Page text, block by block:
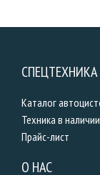
СПЕЦТЕХНИКА
Каталог
Техника в наличии
Прайс-лист
О НАС